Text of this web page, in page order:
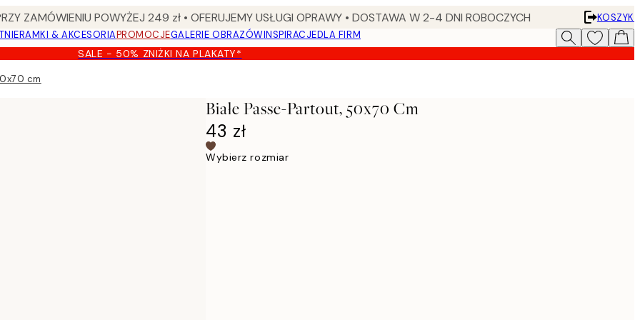
ZAMÓWIENIU POWYŻEJ 249 zł • OFERUJEMY USŁUGI OPRAWY • DOSTAWA W 2-4 DNI ROBOCZYCH
KOSZYK
RAMKI & AKCESORIAPROMOCJEGALERIE OBRAZÓWINSPIRACJEDLA FIRM
SALE - 50% ZNIŻKI NA PLAKATY*
cm
Białe Passe-Partout, 50x70 Cm
43 zł
Wybierz rozmiar